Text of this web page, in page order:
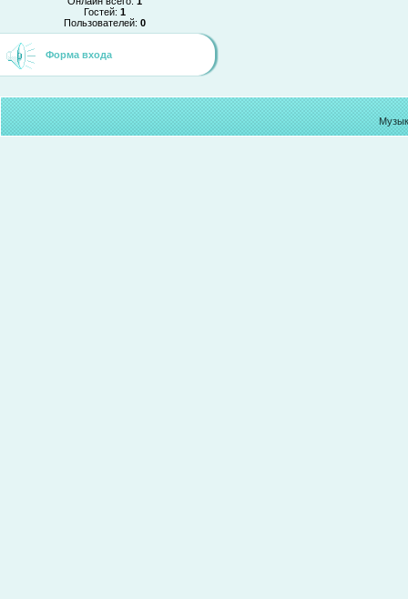
Гостей: 1
Пользователей: 0
Форма входа